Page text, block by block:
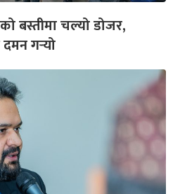
बस्तीमा चल्यो डोजर,
गर्‍यो